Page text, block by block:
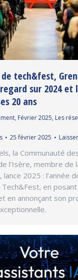
de tech&fest,
sur 2024 et
20 ans
, Février 2025, Les
25 février 2025
la Communauté
l’Isère, membre de
lance 2025 : l’année
Tech&Fest, en
en annonçant son